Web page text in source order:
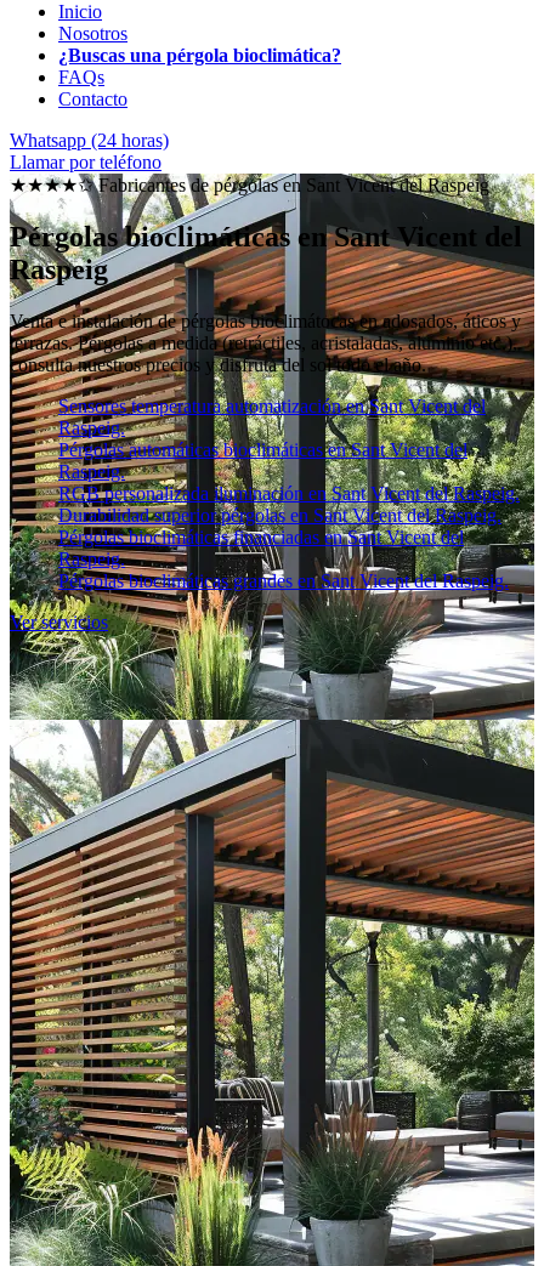
Inicio
Nosotros
¿Buscas una pérgola bioclimática?
FAQs
Contacto
Whatsapp (24 horas)
Llamar por teléfono
★★★★✩ Fabricantes de pérgolas en Sant Vicent del Raspeig
Pérgolas bioclimáticas en Sant Vicent del
Raspeig
Venta e instalación de pérgolas bioclimátocas en adosados, áticos y
terrazas. Pérgolas a medida (retráctiles, acristaladas, aluminio etc.),
consulta nuestros precios y disfruta del sol todo el año.
Sensores temperatura automatización en Sant Vicent del
Raspeig.
Pérgolas automáticas bioclimáticas en Sant Vicent del
Raspeig.
RGB personalizada iluminación en Sant Vicent del Raspeig.
Durabilidad superior pérgolas en Sant Vicent del Raspeig.
Pérgolas bioclimáticas financiadas en Sant Vicent del
Raspeig.
Pérgolas bioclimáticas grandes en Sant Vicent del Raspeig.
Ver servicios